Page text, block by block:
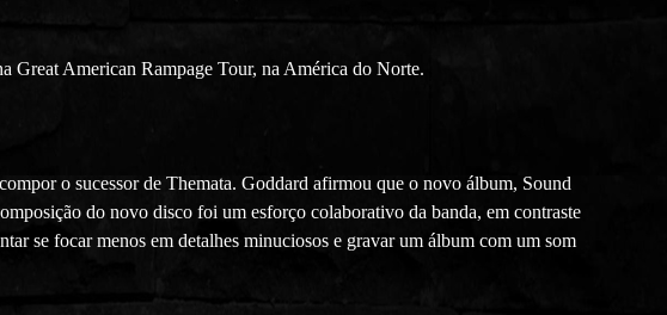
Great American Rampage Tour, na América do Norte.
o sucessor de Themata. Goddard afirmou que o novo álbum, Sound
do novo disco foi um esforço colaborativo da banda, em contraste
se focar menos em detalhes minuciosos e gravar um álbum com um som